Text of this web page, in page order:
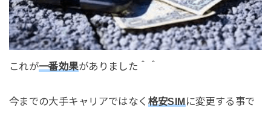
これが一番効果がありました＾＾
今までの大手キャリアではなく 格安SIMに変更する事で